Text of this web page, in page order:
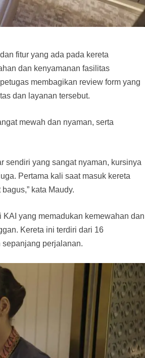
fitur yang ada pada kereta
dan kenyamanan fasilitas
membagikan review form yang
dan layanan tersebut.
mewah dan nyaman, serta
sendiri yang sangat nyaman, kursinya
Pertama kali saat masuk kereta
kata Maudy.
yang memadukan kemewahan dan
Kereta ini terdiri dari 16
perjalanan.